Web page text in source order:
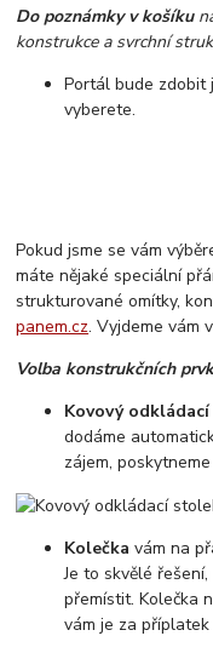
Do poznámky v košíku
konstrukce a svrchní
Portál bude zdobit
vyberete.
Pokud jsme se vám
máte nějaké speciální
strukturované omítky,
panem.cz. Vyjdeme vám
Volba konstrukčních
Kovový odkládací
dodáme
zájem,
Kolečka vám na
Je to skvělé
přemístit. Kolečka
vám je za příplatek